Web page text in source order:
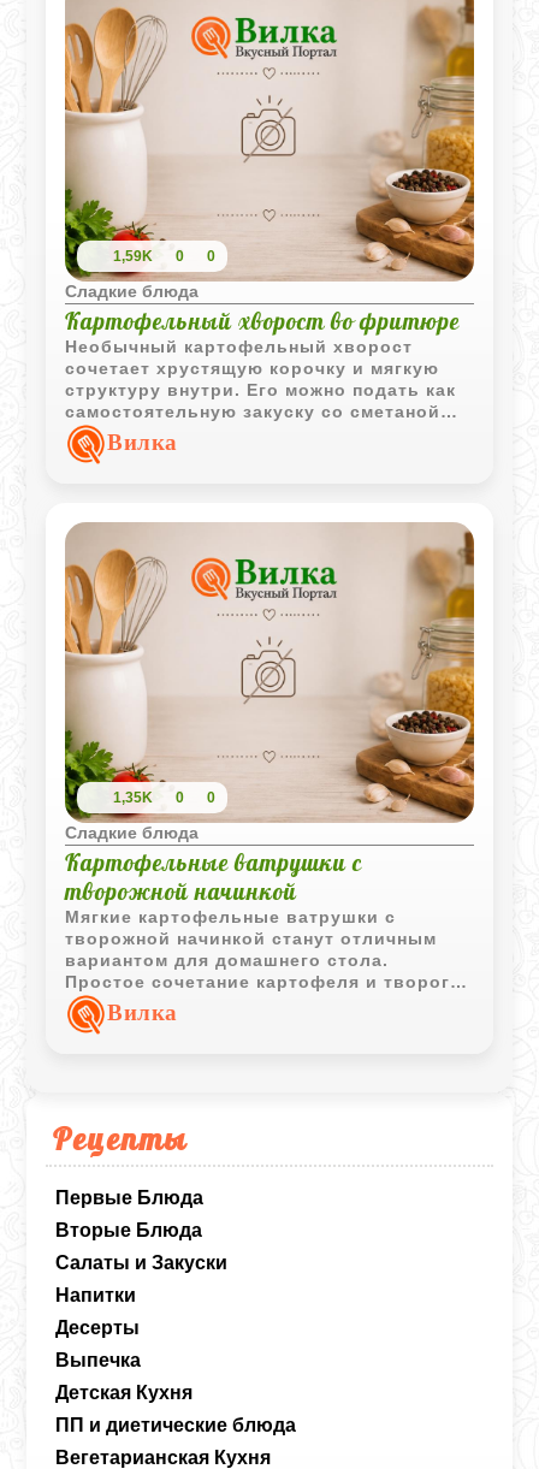
Рецепты
Первые Блюда
Вторые Блюда
Салаты и Закуски
Напитки
Десерты
Выпечка
Детская Кухня
ПП и диетические блюда
Вегетарианская Кухня
1,59K 0 0
Сладкие блюда
Картофельный хворост во фритюре
Необычный картофельный хворост
сочетает хрустящую корочку и мягкую
структуру внутри. Его можно подать как
самостоятельную закуску со сметаной
или использовать в качестве
оригинального гарнира к мясным и
Вилка
1,35K 0 0
Сладкие блюда
Картофельные ватрушки с
творожной начинкой
Мягкие картофельные ватрушки с
творожной начинкой станут отличным
вариантом для домашнего стола.
Простое сочетание картофеля и творога
делает выпечку сытной, а подача со
сметаной подчёркивает её вкус.
Вилка